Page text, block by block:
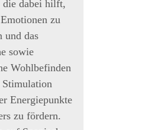
die dabei hilft,
zu
und das
sowie
Wohlbefinden
Energiepunkte
zu fördern.